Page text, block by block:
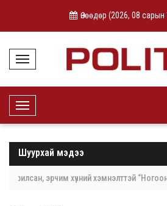
Өнөөдөр (2026, 08 сарын
T
o
g
l
e
N
a
i
g
a
t
T
o
g
l
e
N
v
Шуурхай мэдээ
эрчим хүчний хэмнэлттэй “Ногоон